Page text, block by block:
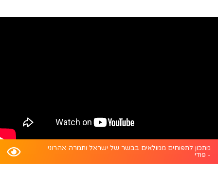
מתכון לתפוחים ממולאים בבשר של ישראל ותמרה אהרוני
- פודי